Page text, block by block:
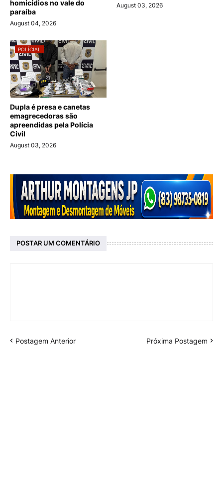
homicídios no vale do
paraíba
August 04, 2026
August 03, 2026
POLÍCIAL
Dupla é presa e canetas
emagrecedoras são
apreendidas pela Polícia
Civil
August 03, 2026
POSTAR UM COMENTÁRIO
Postagem Anterior Próxima Postagem